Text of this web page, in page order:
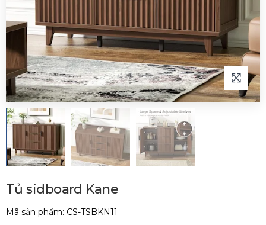
Tủ sidboard Kane
Mã sản phẩm: CS-TSBKN11